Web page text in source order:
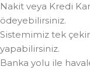
Nakit veya Kredi
ödeyebilirsiniz.
Sistemimiz tek
yapabilirsiniz.
Banka yolu ile